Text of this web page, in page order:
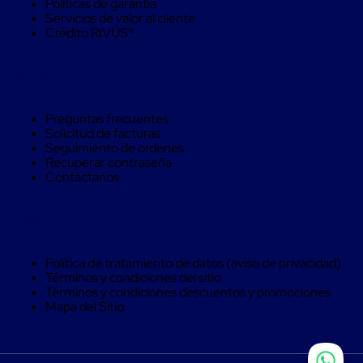
trinca
Hebillas
para
Hebillas
para
trinca
Trinca
de
poliester
viveros
Alambre
de
PET
Mallas
Políticas de garantía
Servicios de valor al cliente
Crédito RIVUS®
Preguntas frecuentes
Solicitud de facturas
Seguimiento de ordenes
Recuperar contraseña
Contáctanos
Política de tratamiento de datos (aviso de privacidad)
Términos y condiciones del sitio
Términos y condiciones descuentos y promociones
Mapa del Sitio